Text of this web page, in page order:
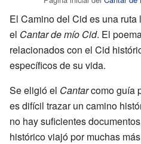
El Camino del Cid es una
el Cantar de mío Cid. El
relacionados con el Cid
específicos de su vida.
Se eligió el Cantarcomo guía
es difícil trazar un camino
no hay suficientes
histórico viajó por muchas